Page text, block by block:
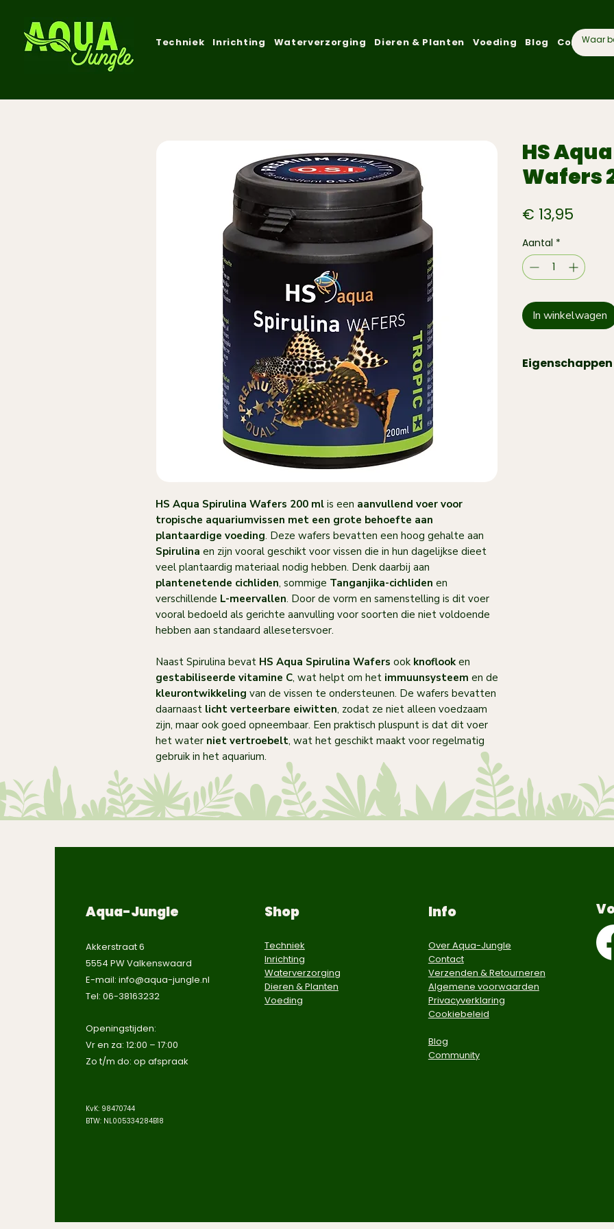
Techniek Inrichting Waterverzorging Dieren & Planten Voeding Blog
HS Aqua Spirulina Wafers 200 ml is een aanvullend voer voor
tropische aquariumvissen met een grote behoefte aan
plantaardige voeding. Deze wafers bevatten een hoog gehalte aan
Spirulina en zijn vooral geschikt voor vissen die in hun dagelijkse dieet
veel plantaardig materiaal nodig hebben. Denk daarbij aan
plantenetende cichliden, sommige Tanganjika-cichliden en
verschillende L-meervallen. Door de vorm en samenstelling is dit voer
vooral bedoeld als gerichte aanvulling voor soorten die niet voldoende
hebben aan standaard allesetersvoer.
Naast Spirulina bevat HS Aqua Spirulina Wafers ook knoflook en
gestabiliseerde vitamine C, wat helpt om het immuunsysteem en de
kleurontwikkeling van de vissen te ondersteunen. De wafers bevatten
daarnaast licht verteerbare eiwitten, zodat ze niet alleen voedzaam
zijn, maar ook goed opneembaar. Een praktisch pluspunt is dat dit voer
het water niet vertroebelt, wat het geschikt maakt voor regelmatig
gebruik in het aquarium.
HS
Wafers
€ 13,95
Aantal *
In winkelwagen
Eigenschappen
Aqua-Jungle
Akkerstraat 6
5554 PW Valkenswaard
E-mail: info@aqua-jungle.nl
Tel: 06-38163232
​Openingstijden:
Vr en za: 12:00 – 17:00
Zo t/m do: op afspraak​
KvK: 98470744
BTW: NL005334284B18
Shop
Techniek
Inrichting
Waterverzorging
Dieren & Planten
Voeding
Info
Over Aqua-Jungle
Contact
Verzenden & Retourneren
Algemene voorwaarden
Privacyverklaring
Cookiebeleid
Blog
Community